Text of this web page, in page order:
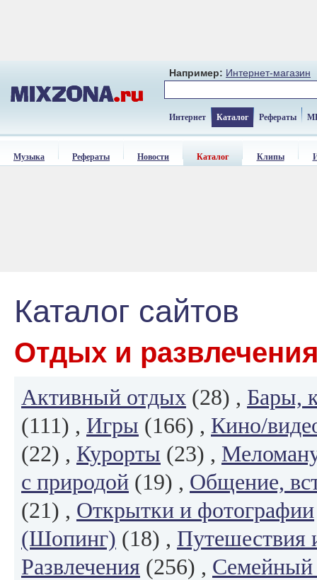
Например: Интернет-магазин
Интернет Каталог Рефераты
Музыка Рефераты Новости Каталог Клипы
Каталог сайтов
Отдых и
Активный отдых (28) , Бары,
(111) , Игры (166) , Кино/
(22) , Курорты (23) ,
с природой (19) , Общение,
(21) , Открытки и фотографии
(Шопинг) (18) , Путешествия
Развлечения (256) , Семейный